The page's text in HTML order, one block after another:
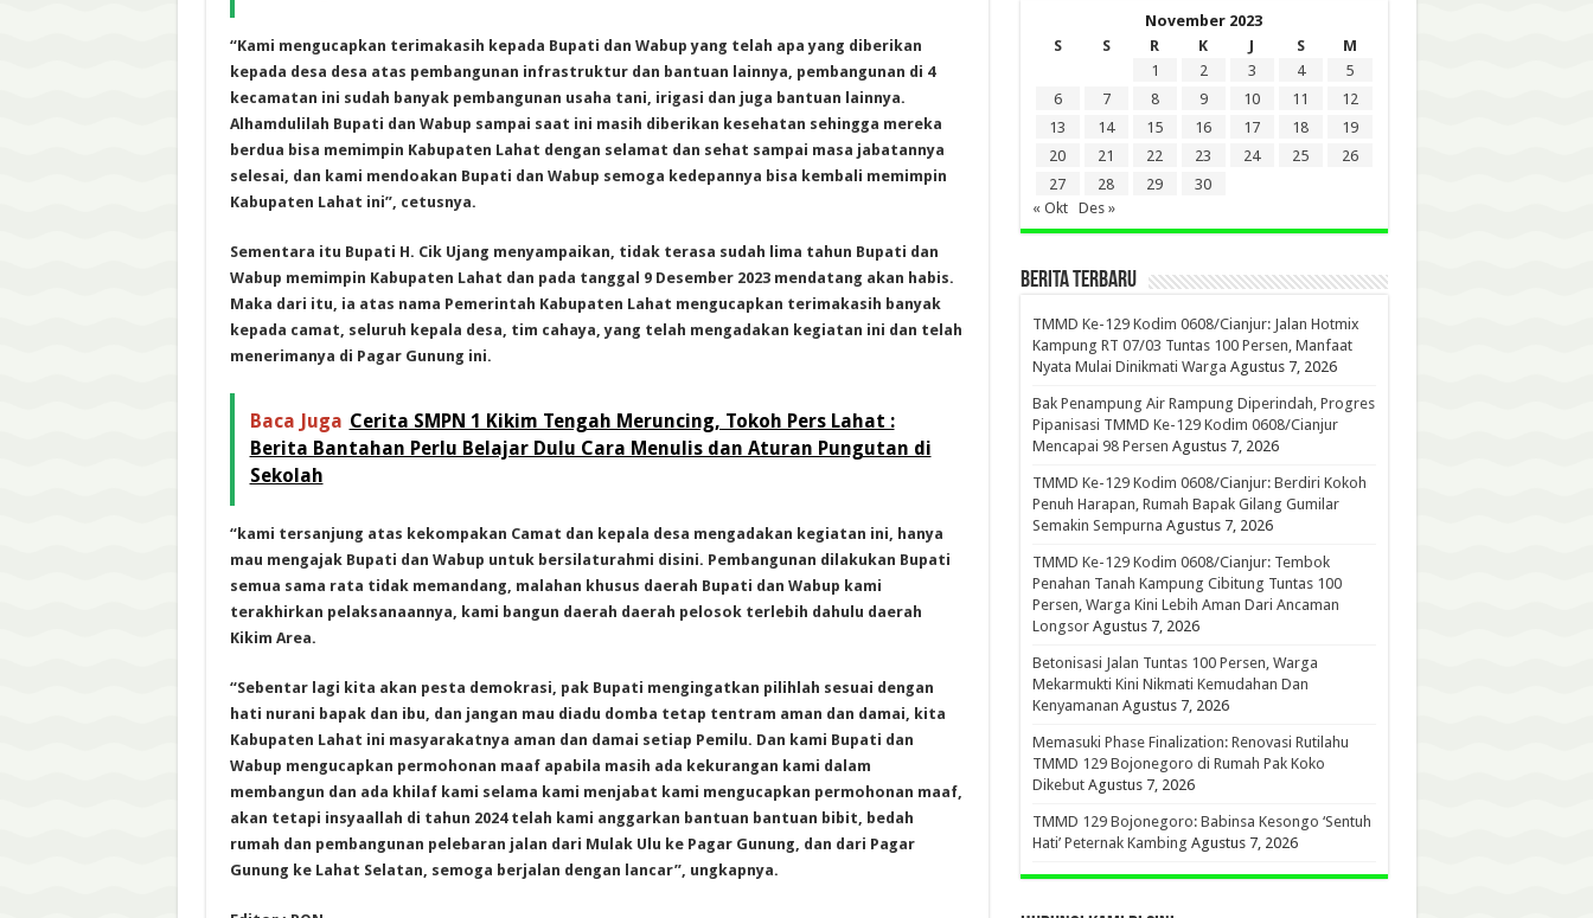
“Kami mengucapkan terimakasih kepada Bupati dan Wabup yang telah apa yang diberikan
kepada desa desa atas pembangunan infrastruktur dan bantuan lainnya, pembangunan di 4
kecamatan ini sudah banyak pembangunan usaha tani, irigasi dan juga bantuan lainnya.
Alhamdulilah Bupati dan Wabup sampai saat ini masih diberikan kesehatan sehingga mereka
berdua bisa memimpin Kabupaten Lahat dengan selamat dan sehat sampai masa jabatannya
selesai, dan kami mendoakan Bupati dan Wabup semoga kedepannya bisa kembali memimpin
Kabupaten Lahat ini”, cetusnya.
Sementara itu Bupati H. Cik Ujang menyampaikan, tidak terasa sudah lima tahun Bupati dan
Wabup memimpin Kabupaten Lahat dan pada tanggal 9 Desember 2023 mendatang akan habis.
Maka dari itu, ia atas nama Pemerintah Kabupaten Lahat mengucapkan terimakasih banyak
kepada camat, seluruh kepala desa, tim cahaya, yang telah mengadakan kegiatan ini dan telah
menerimanya di Pagar Gunung ini.
Baca Juga Cerita SMPN 1 Kikim Tengah Meruncing, Tokoh Pers Lahat :
Berita Bantahan Perlu Belajar Dulu Cara Menulis dan Aturan Pungutan di
Sekolah
“kami tersanjung atas kekompakan Camat dan kepala desa mengadakan kegiatan ini, hanya
mau mengajak Bupati dan Wabup untuk bersilaturahmi disini. Pembangunan dilakukan Bupati
semua sama rata tidak memandang, malahan khusus daerah Bupati dan Wabup kami
terakhirkan pelaksanaannya, kami bangun daerah daerah pelosok terlebih dahulu daerah
Kikim Area.
“Sebentar lagi kita akan pesta demokrasi, pak Bupati mengingatkan pilihlah sesuai dengan
hati nurani bapak dan ibu, dan jangan mau diadu domba tetap tentram aman dan damai, kita
Kabupaten Lahat ini masyarakatnya aman dan damai setiap Pemilu. Dan kami Bupati dan
Wabup mengucapkan permohonan maaf apabila masih ada kekurangan kami dalam
membangun dan ada khilaf kami selama kami menjabat kami mengucapkan permohonan maaf,
akan tetapi insyaallah di tahun 2024 telah kami anggarkan bantuan bantuan bibit, bedah
rumah dan pembangunan pelebaran jalan dari Mulak Ulu ke Pagar Gunung, dan dari Pagar
Gunung ke Lahat Selatan, semoga berjalan dengan lancar”, ungkapnya.
November 2023
S
S R K J S
M
1
2 3 4
5
6
7 8 9 10 11
12
13
14 15 16 17 18
19
20
21 22 23 24 25
26
27
28 29
30
« Okt
Des »
BERITA TERBARU
TMMD Ke-129 Kodim 0608/Cianjur: Jalan Hotmix
Kampung RT 07/03 Tuntas 100 Persen, Manfaat
Nyata Mulai Dinikmati Warga Agustus 7, 2026
Bak Penampung Air Rampung Diperindah, Progres
Pipanisasi TMMD Ke-129 Kodim 0608/Cianjur
Mencapai 98 Persen Agustus 7, 2026
TMMD Ke-129 Kodim 0608/Cianjur: Berdiri Kokoh
Penuh Harapan, Rumah Bapak Gilang Gumilar
Semakin Sempurna Agustus 7, 2026
TMMD Ke-129 Kodim 0608/Cianjur: Tembok
Penahan Tanah Kampung Cibitung Tuntas 100
Persen, Warga Kini Lebih Aman Dari Ancaman
Longsor Agustus 7, 2026
Betonisasi Jalan Tuntas 100 Persen, Warga
Mekarmukti Kini Nikmati Kemudahan Dan
Kenyamanan Agustus 7, 2026
Memasuki Phase Finalization: Renovasi Rutilahu
TMMD 129 Bojonegoro di Rumah Pak Koko
Dikebut Agustus 7, 2026
TMMD 129 Bojonegoro: Babinsa Kesongo ‘Sentuh
Hati’ Peternak Kambing Agustus 7, 2026